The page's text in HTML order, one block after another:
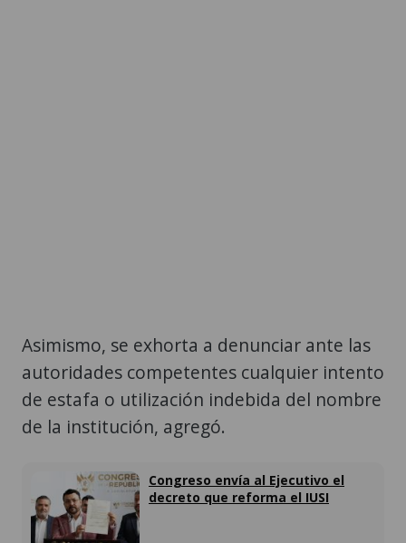
Asimismo, se exhorta a denunciar ante las
autoridades competentes cualquier intento
de estafa o utilización indebida del nombre
de la institución, agregó.
Congreso envía al Ejecutivo el
decreto que reforma el IUSI